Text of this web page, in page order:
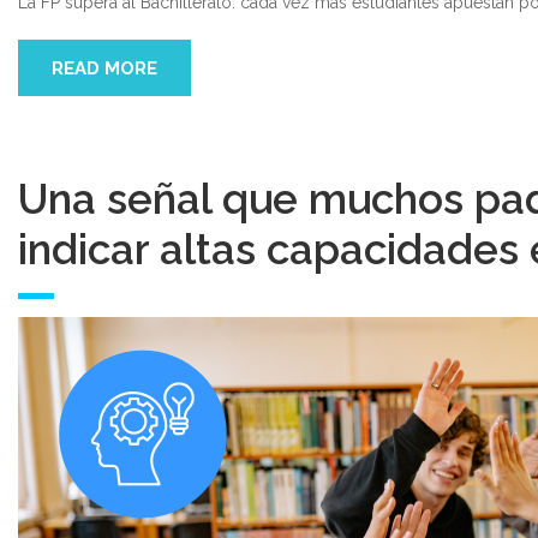
READ MORE
Una señal que muchos
indicar altas capacidades